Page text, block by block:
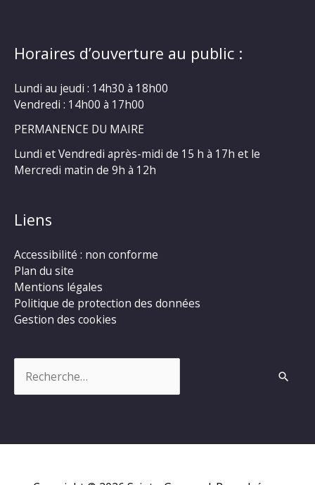
Horaires d’ouverture au public :
Lundi au jeudi : 14h30 à 18h00
Vendredi : 14h00 à 17h00
PERMANENCE DU MAIRE
Lundi et Vendredi après-midi de 15 h à 17h et le
Mercredi matin de 9h à 12h
Liens
Accessibilité : non conforme
Plan du site
Mentions légales
Politique de protection des données
Gestion des cookies